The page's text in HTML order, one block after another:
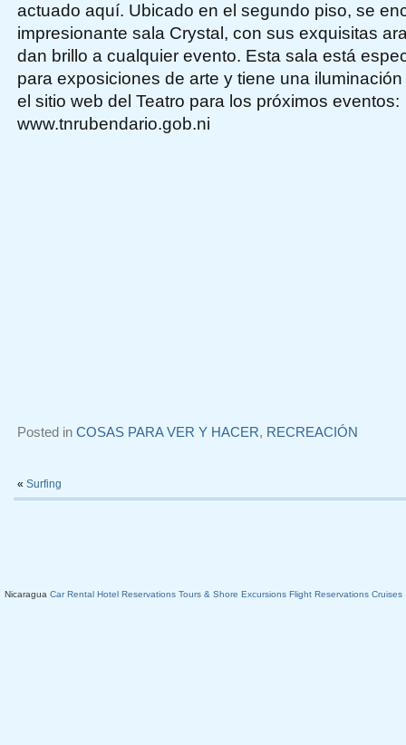
actuado aquí. Ubicado en el segundo piso, se
impresionante sala Crystal, con sus exquisitas
dan brillo a cualquier evento. Esta sala está
para exposiciones de arte y tiene una
el sitio web del Teatro para los próximos eventos:
www.tnrubendario.gob.ni
Posted in COSAS PARA VER Y HACER, RECREACIÓN
« Surfing
Nicaragua Car Rental Hotel Reservations Tours & Shore Excursions Flight Reservations Cruises